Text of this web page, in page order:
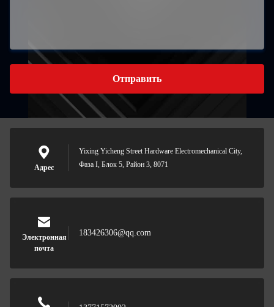
Отправить
Адрес
Yixing Yicheng Street Hardware Electromechanical City,
Фаза I, Блок 5, Район 3, 8071
Электронная
почта
183426306@qq.com